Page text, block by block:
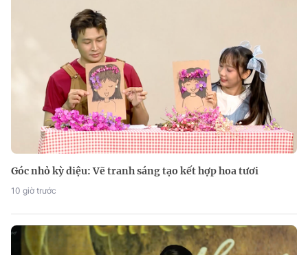
Góc nhỏ kỳ diệu: Vẽ tranh sáng tạo kết hợp hoa tươi
10 giờ trước